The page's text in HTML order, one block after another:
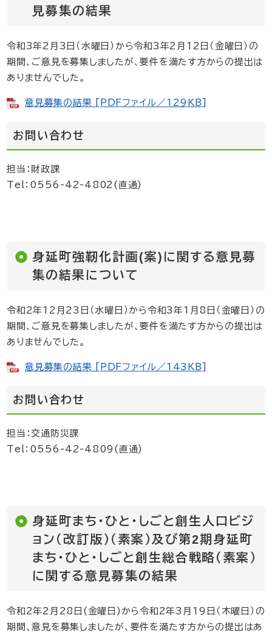
見募集の結果
令和3年2月3日（水曜日）から令和3年2月12日（金曜日）の
期間、ご意見を募集しましたが、要件を満たす方からの提出は
ありませんでした。
意見募集の結果 [PDFファイル／129KB]
お問い合わせ
担当：財政課
Tel：0556-42-4802(直通)
身延町強靭化計画(案)に関する意見募
集の結果について
令和2年12月23日（水曜日）から令和3年1月8日（金曜日）の
期間、ご意見を募集しましたが、要件を満たす方からの提出は
ありませんでした。
意見募集の結果 [PDFファイル／143KB]
お問い合わせ
担当：交通防災課
Tel：0556-42-4809(直通)
身延町まち・ひと・しごと創生人口ビジ
ョン（改訂版）（素案）及び第2期身延町
まち・ひと・しごと創生総合戦略（素案）
に関する意見募集の結果
令和2年2月28日(金曜日)から令和2年3月19日（木曜日）の
期間、意見を募集しましたが、要件を満たす方からの提出はあ